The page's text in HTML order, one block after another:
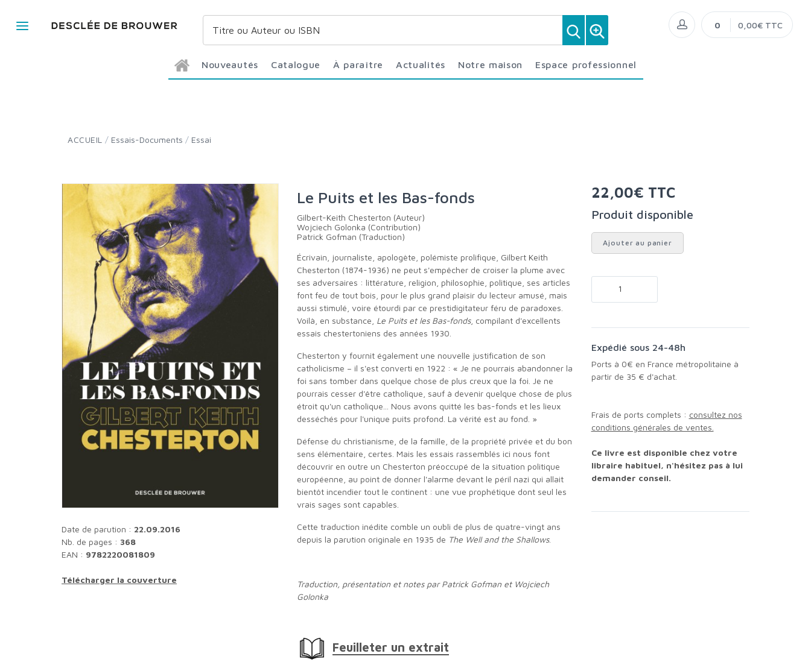
Nouveautés Catalogue À paraître Actualités Notre maison Espace professionnel
0 0,00€ TTC
ACCUEIL / Essais-Documents / Essai
Date de parution : 22.09.2016
Nb. de pages : 368
EAN : 9782220081809
Télécharger la couverture
Le Puits et les Bas-fonds
Gilbert-Keith Chesterton (Auteur)
Wojciech Golonka (Contribution)
Patrick Gofman (Traduction)
Écrivain, journaliste, apologète, polémiste prolifique, Gilbert Keith
Chesterton (1874-1936) ne peut s'empêcher de croiser la plume avec
ses adversaires : littérature, religion, philosophie, politique, ses articles
font feu de tout bois, pour le plus grand plaisir du lecteur amusé, mais
aussi stimulé, voire étourdi par ce prestidigitateur féru de paradoxes.
Voilà, en substance, Le Puits et les Bas-fonds, compilant d'excellents
essais chestertoniens des années 1930.
Chesterton y fournit également une nouvelle justification de son
catholicisme – il s'est converti en 1922 : « Je ne pourrais abandonner la
foi sans tomber dans quelque chose de plus creux que la foi. Je ne
pourrais cesser d'être catholique, sauf à devenir quelque chose de plus
étroit qu'un catholique... Nous avons quitté les bas-fonds et les lieux
desséchés pour l'unique puits profond. La vérité est au fond. »
Défense du christianisme, de la famille, de la propriété privée et du bon
sens élémentaire, certes. Mais les essais rassemblés ici nous font
découvrir en outre un Chesterton préoccupé de la situation politique
européenne, au point de donner l'alarme devant le péril nazi qui allait
bientôt incendier tout le continent : une vue prophétique dont seul les
vrais sages sont capables.
Cette traduction inédite comble un oubli de plus de quatre-vingt ans
depuis la parution originale en 1935 de The Well and the Shallows.
Traduction, présentation et notes par Patrick Gofman et Wojciech
Golonka
Feuilleter un extrait
22,00€ TTC
Produit disponible
Ajouter au panier
Expédié sous 24-48h
Ports à 0€ en France métropolitaine à
partir de 35 € d'achat.
Frais de ports complets : consultez nos
conditions générales de ventes.
Ce livre est disponible chez votre
libraire habituel, n'hésitez pas à lui
demander conseil.